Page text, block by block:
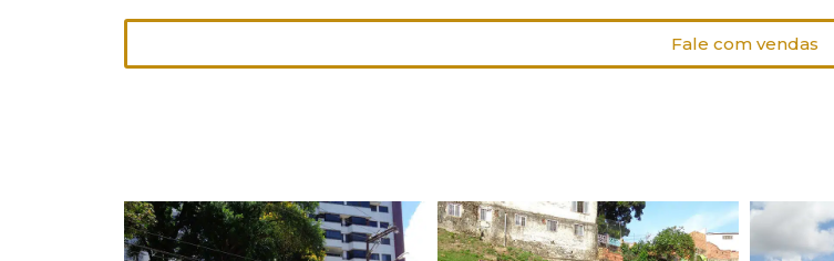
Fale com vendas